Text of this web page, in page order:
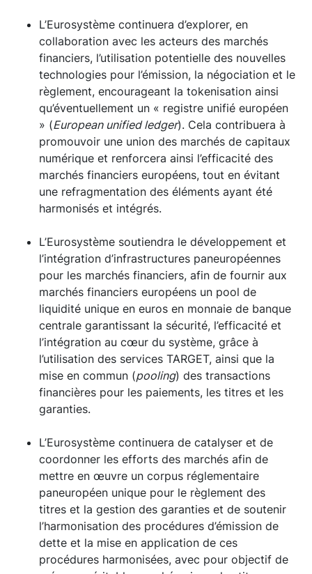
L’Eurosystème continuera d’explorer, en
collaboration avec les acteurs des marchés
financiers, l’utilisation potentielle des nouvelles
technologies pour l’émission, la négociation et le
règlement, encourageant la tokenisation ainsi
qu’éventuellement un « registre unifié européen
» (European unified ledger). Cela contribuera à
promouvoir une union des marchés de capitaux
numérique et renforcera ainsi l’efficacité des
marchés financiers européens, tout en évitant
une refragmentation des éléments ayant été
harmonisés et intégrés.
L’Eurosystème soutiendra le développement et
l’intégration d’infrastructures paneuropéennes
pour les marchés financiers, afin de fournir aux
marchés financiers européens un pool de
liquidité unique en euros en monnaie de banque
centrale garantissant la sécurité, l’efficacité et
l’intégration au cœur du système, grâce à
l’utilisation des services TARGET, ainsi que la
mise en commun (pooling) des transactions
financières pour les paiements, les titres et les
garanties.
L’Eurosystème continuera de catalyser et de
coordonner les efforts des marchés afin de
mettre en œuvre un corpus réglementaire
paneuropéen unique pour le règlement des
titres et la gestion des garanties et de soutenir
l’harmonisation des procédures d’émission de
dette et la mise en application de ces
procédures harmonisées, avec pour objectif de